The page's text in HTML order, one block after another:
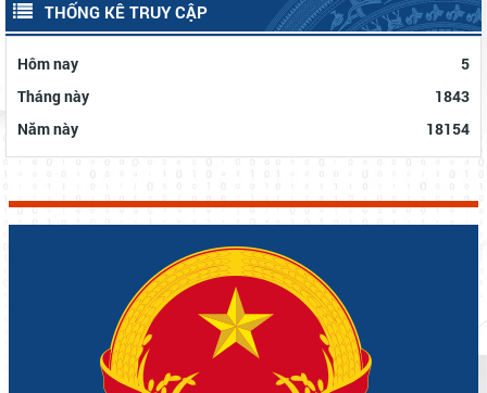
THỐNG KÊ TRUY CẬP
Hôm nay
5
Tháng này
1843
Năm này
18154